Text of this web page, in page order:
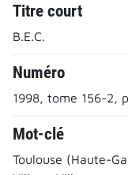
Titre court
B.E.C.
Numéro
1998, tome 156-2,
Mot-clé
Toulouse (Haute-